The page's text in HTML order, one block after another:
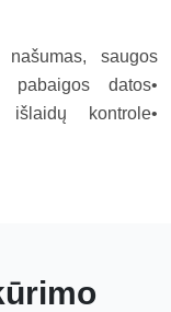
saugos
datos•
išlaidų kontrole•